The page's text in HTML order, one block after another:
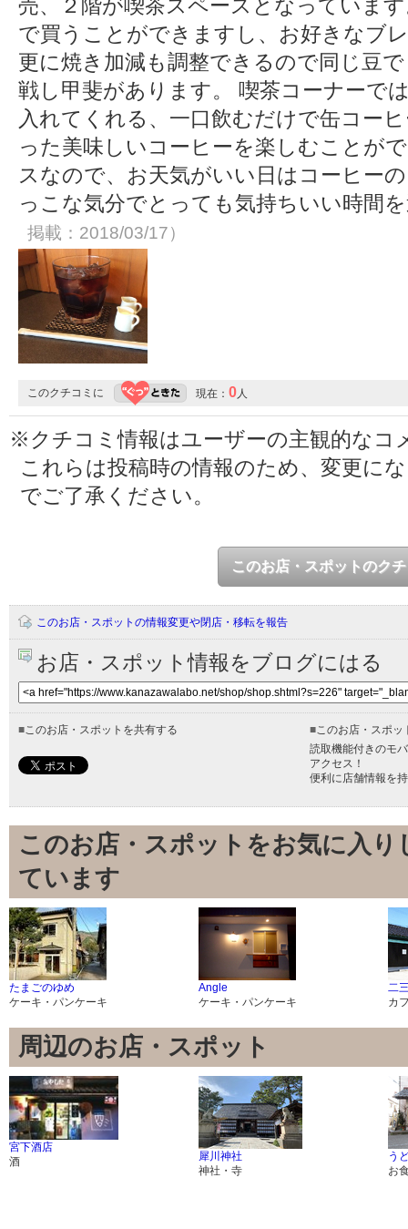
売、２階が喫茶スペースとなっていま
で買うことができますし、お好きなブ
更に焼き加減も調整できるので同じ豆
戦し甲斐があります。 喫茶コーナーで
入れてくれる、一口飲むだけで缶コー
った美味しいコーヒーを楽しむことが
スなので、お天気がいい日はコーヒー
っこな気分でとっても気持ちいい時間
掲載：2018/03/17）
このクチコミに 現在： 0人
※クチコミ情報はユーザーの主観的なコ
これらは投稿時の情報のため、変更に
でご了承ください。
このお店・スポットのク
このお店・スポットの情報変更や閉店・移転を報告
お店・スポット情報をブログにはる
■このお店・スポットを共有する ■このお店・スポッ
読取機能付きのモ
アクセス！
便利に店舗情報を
このお店・スポットをお気に入
ています
たまごのゆめ
ケーキ・パンケーキ
Angle
ケーキ・パンケーキ
二
カ
周辺のお店・スポット
宮下酒店
酒
犀川神社
神社・寺
う
お